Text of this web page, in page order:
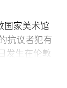
国家美术馆
抗议者犯有
发生在伦敦
Jai Halai）